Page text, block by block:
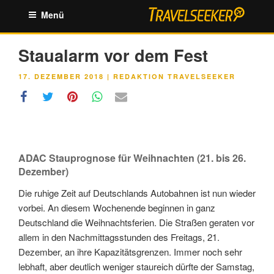
springen
Menü
Staualarm vor dem Fest
VERÖFFENTLICHT
17. DEZEMBER 2018 | REDAKTION TRAVELSEEKER
ADAC Stauprognose für Weihnachten (21. bis 26.
Dezember)
Die ruhige Zeit auf Deutschlands Autobahnen ist nun wieder
vorbei. An diesem Wochenende beginnen in ganz
Deutschland die Weihnachtsferien. Die Straßen geraten vor
allem in den Nachmittagsstunden des Freitags, 21.
Dezember, an ihre Kapazitätsgrenzen. Immer noch sehr
lebhaft, aber deutlich weniger staureich dürfte der Samstag,